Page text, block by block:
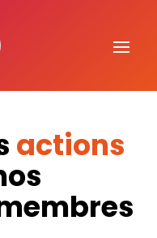
actions